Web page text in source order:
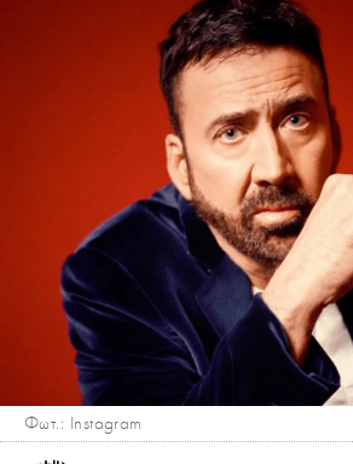
Φωτ.: Instagram